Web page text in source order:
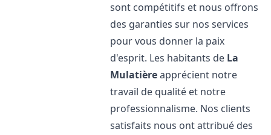
sont compétitifs et nous offrons
des garanties sur nos services
pour vous donner la paix
d'esprit. Les habitants de La
Mulatièreapprécient notre
travail de qualité et notre
professionnalisme. Nos clients
satisfaits nous ont attribué des